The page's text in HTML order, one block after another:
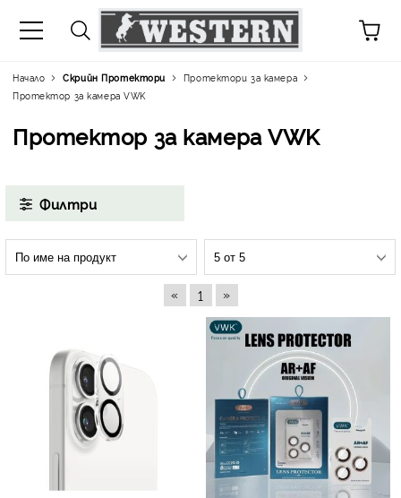
Начало Скрийн Протектори
Протектори за камера
Протектор за камера VWK
Протектор за камера VWK
Филтри
« 1 »